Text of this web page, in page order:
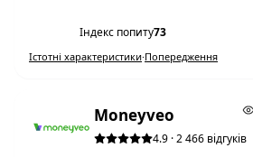
Індекс попиту73
Істотні характеристики·Попередження
Moneyveo
4.9 · 2 466 відгуків